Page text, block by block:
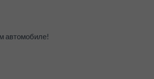
автомобиле!